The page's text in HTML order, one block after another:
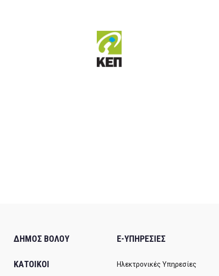
ΔΗΜΟΣ ΒΟΛΟΥ
ΚΑΤΟΙΚΟΙ
E-ΥΠΗΡΕΣΙΕΣ
Ηλεκτρονικές Υπηρεσίες